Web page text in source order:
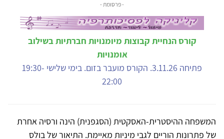
- פרסומת -
קורס הנחיית קבוצות מיומנויות חברתיות בשילוב
אומנויות
פתיחה 3.11.26. הקורס מועבר בזום. בימי שלישי 19:30-
22:00
המשפחה ההיסטרית-האסקטית (הסגפנית) הינה ורסיה אחרת
של פתרונות הוריים לגבי מיניות מאיימת. התיאור של בולס